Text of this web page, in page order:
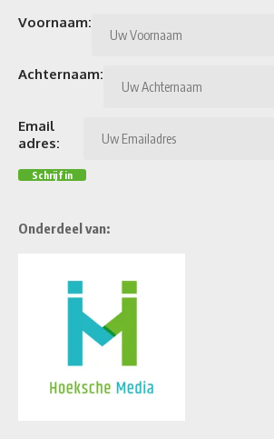
Voornaam:
Achternaam:
Email
adres:
Onderdeel van: